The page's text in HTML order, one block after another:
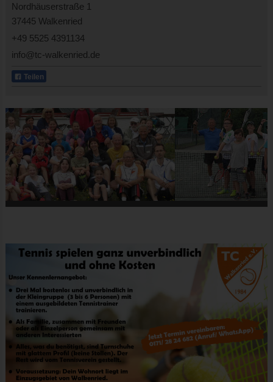
Nordhäuserstraße 1
37445 Walkenried
+49 5525 4391134
info@tc-walkenried.de
Teilen